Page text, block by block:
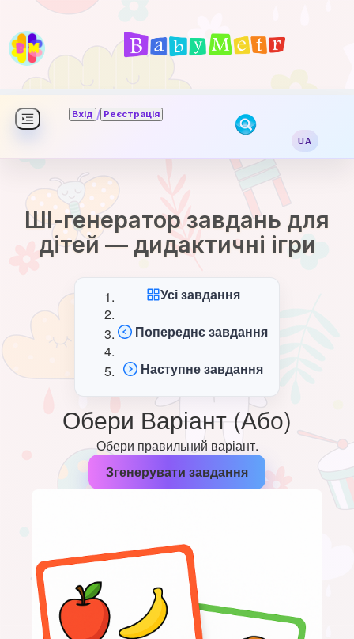
Вхід / Реєстрація
UA
ШІ-генератор завдань для
дітей — дидактичні ігри
Усі завдання
Попереднє завдання
Наступне завдання
Обери Варіант (Або)
Обери правильний варіант.
Згенерувати завдання